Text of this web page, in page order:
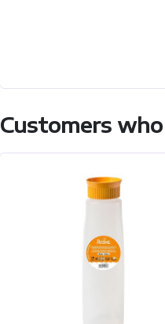
Customers